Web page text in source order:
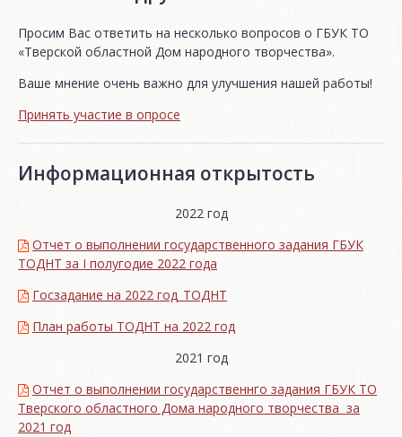
Просим Вас ответить на несколько вопросов о ГБУК ТО
«Тверской областной Дом народного творчества».
Ваше мнение очень важно для улучшения нашей работы!
Принять участие в опросе
Информационная открытость
2022 год
Отчет о выполнении государственного задания ГБУК
ТОДНТ за I полугодие 2022 года
Госзадание на 2022 год_ТОДНТ
План работы ТОДНТ на 2022 год
2021 год
Отчет о выполнении государственнго задания ГБУК ТО
Тверского областного Дома народного творчества за
2021 год